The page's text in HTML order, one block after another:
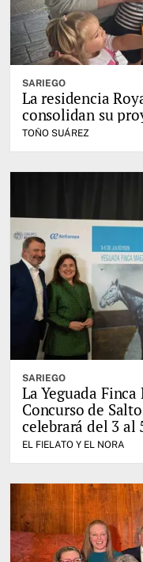
SARIEGO
La residencia
consolidan su
TOÑO SUÁREZ
SARIEGO
La Yeguada
Concurso de
celebrará del 3 al
EL FIELATO Y EL NORA